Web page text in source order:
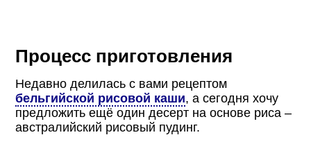
Процесс приготовления
Недавно делилась с вами рецептом
бельгийской рисовой каши, а сегодня хочу
предложить ещё один десерт на основе риса –
австралийский рисовый пудинг.